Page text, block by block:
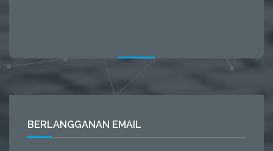
BERLANGGANAN EMAIL